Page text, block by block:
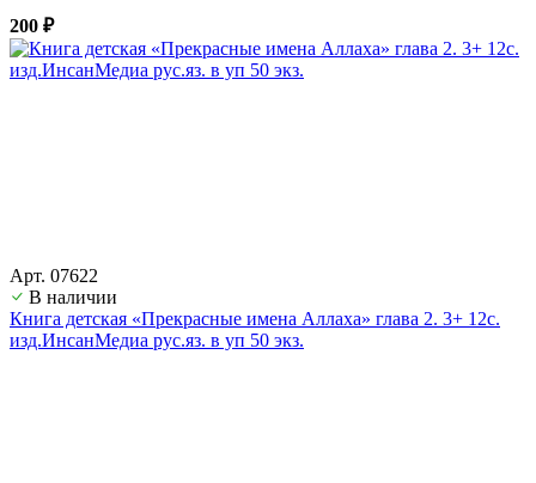
200 ₽
Арт. 07622
В наличии
Книга детская «Прекрасные имена Аллаха» глава 2. 3+ 12с.
изд.ИнсанМедиа рус.яз. в уп 50 экз.